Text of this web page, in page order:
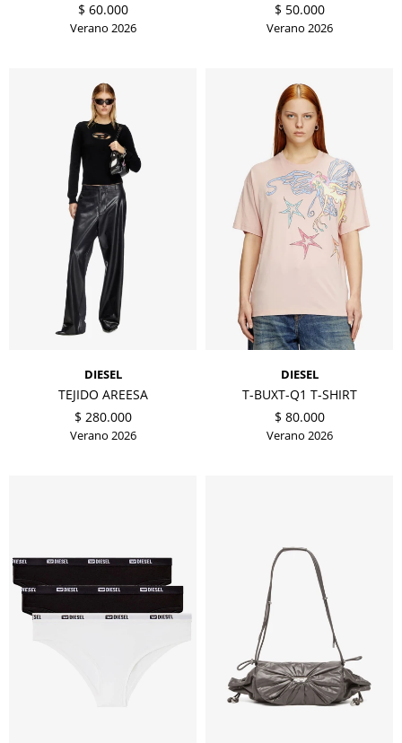
$ 60.000
Verano 2026
$ 50.000
Verano 2026
DIESEL
TEJIDO AREESA
$ 280.000
Verano 2026
DIESEL
T-BUXT-Q1 T-SHIRT
$ 80.000
Verano 2026